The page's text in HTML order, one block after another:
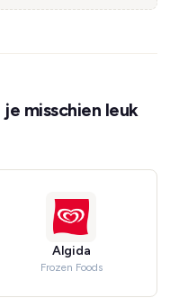
misschien leuk
Algida
Frozen Foods